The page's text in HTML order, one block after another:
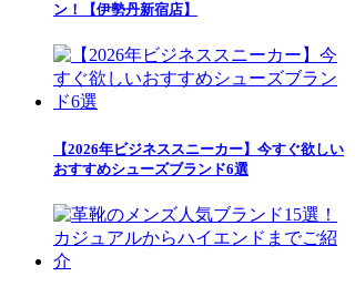
ン！【伊勢丹新宿店】
【2026年ビジネススニーカー】今すぐ欲しい
おすすめシューズブランド6選